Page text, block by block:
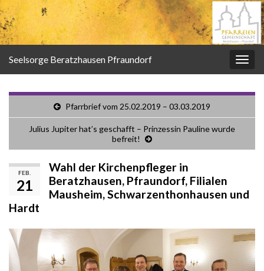
Seelsorge Beratzhausen Pfraundorf
Pfarrbrief vom 25.02.2019 – 03.03.2019
Julius Jupiter hat’s geschafft – Prinzessin Pauline wurde
befreit!
FEB.
21
Wahl der Kirchenpfleger in
Beratzhausen, Pfraundorf, Filialen
Mausheim, Schwarzenthonhausen und
Hardt